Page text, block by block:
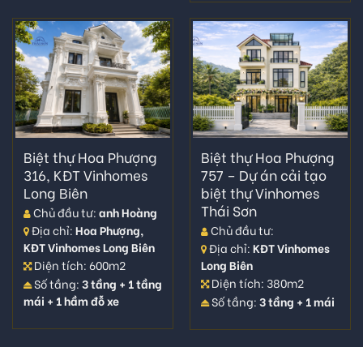
Biệt thự Hoa Phượng
316, KĐT Vinhomes
Long Biên
Chủ đầu tư: anh Hoàng
Địa chỉ: Hoa Phượng,
KĐT Vinhomes Long Biên
Diện tích: 600m2
Số tầng: 3 tầng + 1 tầng
mái + 1 hầm đỗ xe
Biệt thự Hoa Phượng
757 – Dự án cải tạo
biệt thự Vinhomes
Thái Sơn
Chủ đầu tư:
Địa chỉ: KĐT Vinhomes
Long Biên
Diện tích: 380m2
Số tầng: 3 tầng + 1 mái